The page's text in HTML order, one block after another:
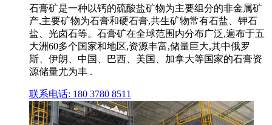
石膏矿是一种以钙的硫酸盐矿物为主要组分的非金属矿
产,主要矿物为石膏和硬石膏,共生矿物常有石盐、钾石
盐、光卤石等。石膏矿在全球范围内分布广泛,遍布于五
大洲60多个国家和地区,资源丰富,储量巨大,其中俄罗
斯、伊朗、中国、巴西、美国、加拿大等国家的石膏资
源储量尤为丰 .
联系电话: 180 3780 8511